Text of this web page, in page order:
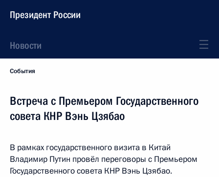
Президент России
Новости
События
Встреча с Премьером Государственного
совета КНР Вэнь Цзябао
В рамках государственного визита в Китай
Владимир Путин провёл переговоры с Премьером
Государственного совета КНР Вэнь Цзябао.